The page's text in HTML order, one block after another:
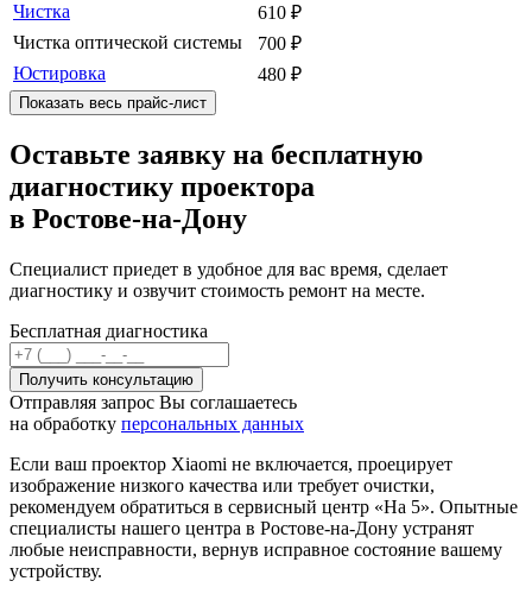
Чистка
610 ₽
Чистка оптической системы
700 ₽
Юстировка
480 ₽
Показать весь прайс-лист
Оставьте заявку на бесплатную
диагностику проектора
в Ростове-на-Дону
Специалист приедет в удобное для вас время, сделает
диагностику и озвучит стоимость ремонт на месте.
Бесплатная диагностика
Отправляя запрос Вы соглашаетесь
на обработку персональных данных
Если ваш проектор Xiaomi не включается, проецирует
изображение низкого качества или требует очистки,
рекомендуем обратиться в сервисный центр «На 5». Опытные
специалисты нашего центра в Ростове-на-Дону устранят
любые неисправности, вернув исправное состояние вашему
устройству.